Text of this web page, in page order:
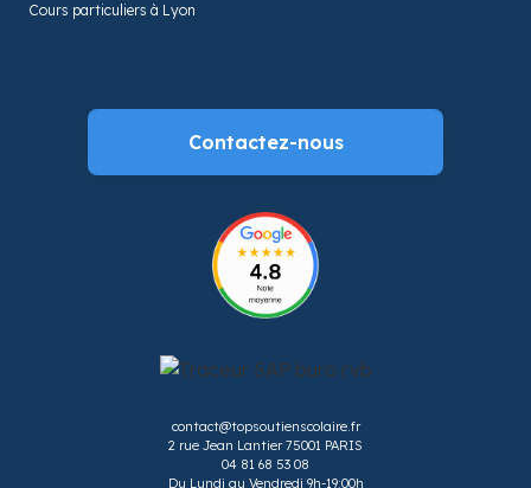
Cours particuliers à Lyon
contact@topsoutienscolaire.fr
2 rue Jean Lantier 75001 PARIS
04 81 68 53 08
Du Lundi au Vendredi 9h-19:00h
Contactez-nous